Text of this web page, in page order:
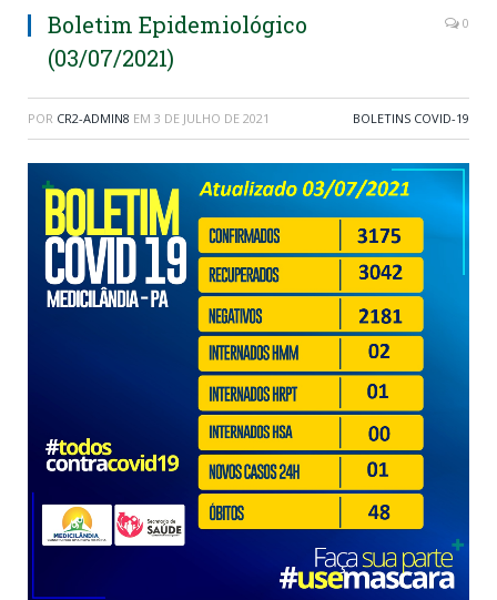
Boletim Epidemiológico
(03/07/2021)
0
POR CR2-ADMIN8 EM 3 DE JULHO DE 2021 BOLETINS COVID-19